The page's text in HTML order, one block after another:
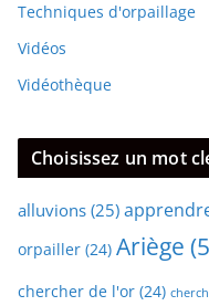
Techniques d'orpaillage
Vidéos
Vidéothèque
Choisissez un mot
alluvions (25)
orpailler (24) Ariège
chercher de l'or (24)